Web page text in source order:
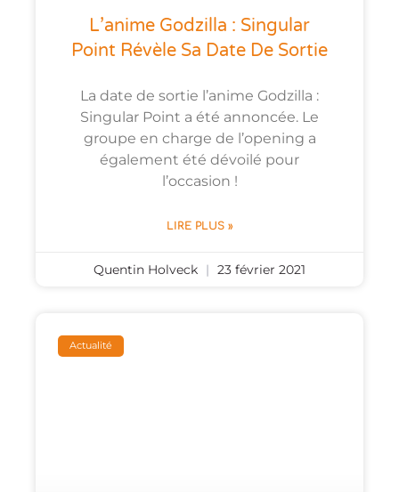
L’anime Godzilla : Singular
Point Révèle Sa Date De Sortie
La date de sortie l’anime Godzilla :
Singular Point a été annoncée. Le
groupe en charge de l’opening a
également été dévoilé pour
l’occasion !
LIRE PLUS »
Quentin Holveck 23 février 2021
Actualité